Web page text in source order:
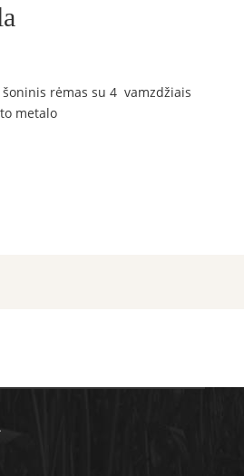
rėmas su 4 vamzdžiais
metalo